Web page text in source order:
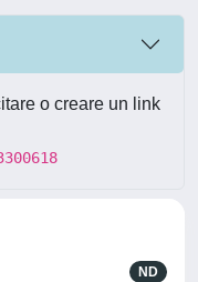
o creare un link
ND